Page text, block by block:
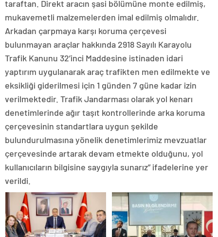
taraftan. Direkt aracın şasi bölümüne monte edilmiş,
mukavemetli malzemelerden imal edilmiş olmalıdır.
Arkadan çarpmaya karşı koruma çerçevesi
bulunmayan araçlar hakkında 2918 Sayılı Karayolu
Trafik Kanunu 32’inci Maddesine istinaden idari
yaptırım uygulanarak araç trafikten men edilmekte ve
eksikliği giderilmesi için 1 günden 7 güne kadar izin
verilmektedir. Trafik Jandarması olarak yol kenarı
denetimlerinde ağır taşıt kontrollerinde arka koruma
çerçevesinin standartlara uygun şekilde
bulundurulmasına yönelik denetimlerimiz mevzuatlar
çerçevesinde artarak devam etmekte olduğunu, yol
kullanıcıların bilgisine saygıyla sunarız” ifadelerine yer
verildi.